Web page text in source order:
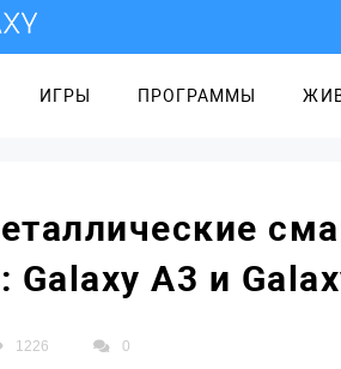
ИГРЫ ПРОГРАММЫ
Galaxy A3 и
1226 0